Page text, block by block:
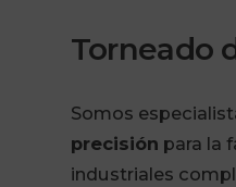
Torneado
Somos
precisión para la
industriales